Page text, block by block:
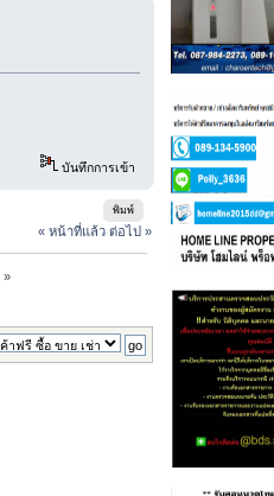
บันทึกการเข้า
พิมพ์
« หน้าที่แล้ว ต่อไป »
»